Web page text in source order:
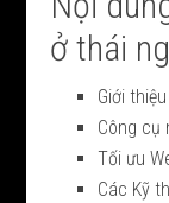
ở thái
Giới
Công cụ
Tối ưu
Các Kỹ